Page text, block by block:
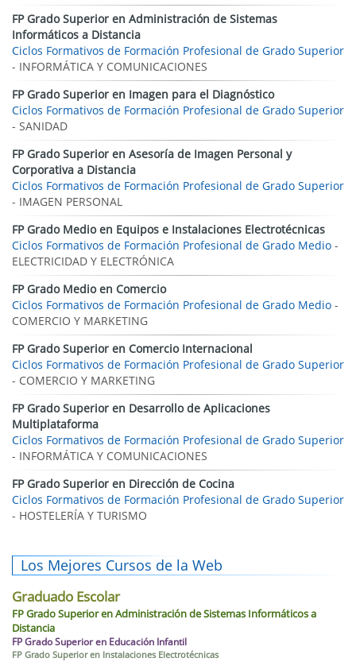
FP Grado Superior en Administración de Sistemas
Informáticos a Distancia
Ciclos Formativos de Formación Profesional de Grado Superior
- INFORMÁTICA Y COMUNICACIONES
FP Grado Superior en Imagen para el Diagnóstico
Ciclos Formativos de Formación Profesional de Grado Superior
- SANIDAD
FP Grado Superior en Asesoría de Imagen Personal y
Corporativa a Distancia
Ciclos Formativos de Formación Profesional de Grado Superior
- IMAGEN PERSONAL
FP Grado Medio en Equipos e Instalaciones Electrotécnicas
Ciclos Formativos de Formación Profesional de Grado Medio -
ELECTRICIDAD Y ELECTRÓNICA
FP Grado Medio en Comercio
Ciclos Formativos de Formación Profesional de Grado Medio -
COMERCIO Y MARKETING
FP Grado Superior en Comercio Internacional
Ciclos Formativos de Formación Profesional de Grado Superior
- COMERCIO Y MARKETING
FP Grado Superior en Desarrollo de Aplicaciones
Multiplataforma
Ciclos Formativos de Formación Profesional de Grado Superior
- INFORMÁTICA Y COMUNICACIONES
FP Grado Superior en Dirección de Cocina
Ciclos Formativos de Formación Profesional de Grado Superior
- HOSTELERÍA Y TURISMO
Los Mejores Cursos de la Web
Graduado Escolar
FP Grado Superior en Administración de Sistemas Informáticos a
Distancia
FP Grado Superior en Educación Infantil
FP Grado Superior en Instalaciones Electrotécnicas